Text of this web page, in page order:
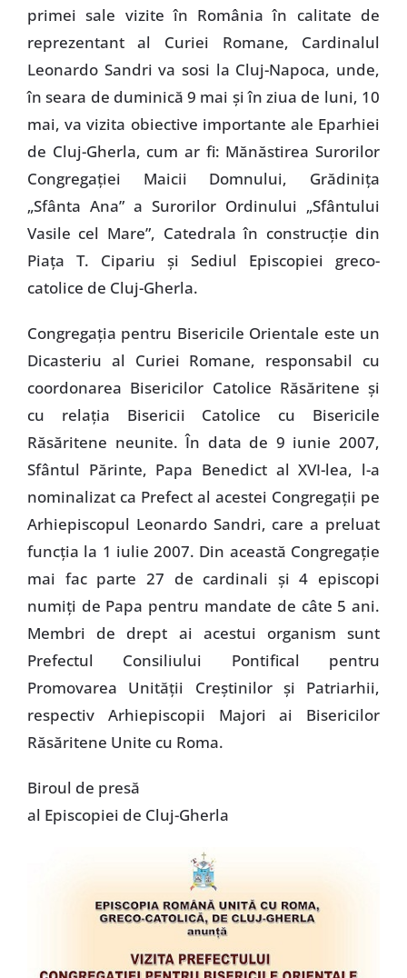
primei sale vizite în România în calitate de
reprezentant al Curiei Romane, Cardinalul
Leonardo Sandri va sosi la Cluj-Napoca, unde,
în seara de duminică 9 mai şi în ziua de luni, 10
mai, va vizita obiective importante ale Eparhiei
de Cluj-Gherla, cum ar fi: Mănăstirea Surorilor
Congregaţiei Maicii Domnului, Grădiniţa
„Sfânta Ana” a Surorilor Ordinului „Sfântului
Vasile cel Mare”, Catedrala în construcţie din
Piaţa T. Cipariu şi Sediul Episcopiei greco-
catolice de Cluj-Gherla.
Congregaţia pentru Bisericile Orientale este un
Dicasteriu al Curiei Romane, responsabil cu
coordonarea Bisericilor Catolice Răsăritene şi
cu relaţia Bisericii Catolice cu Bisericile
Răsăritene neunite. În data de 9 iunie 2007,
Sfântul Părinte, Papa Benedict al XVI-lea, l-a
nominalizat ca Prefect al acestei Congregaţii pe
Arhiepiscopul Leonardo Sandri, care a preluat
funcţia la 1 iulie 2007. Din această Congregaţie
mai fac parte 27 de cardinali şi 4 episcopi
numiţi de Papa pentru mandate de câte 5 ani.
Membri de drept ai acestui organism sunt
Prefectul Consiliului Pontifical pentru
Promovarea Unităţii Creştinilor şi Patriarhii,
respectiv Arhiepiscopii Majori ai Bisericilor
Răsăritene Unite cu Roma.
Biroul de presă
al Episcopiei de Cluj-Gherla